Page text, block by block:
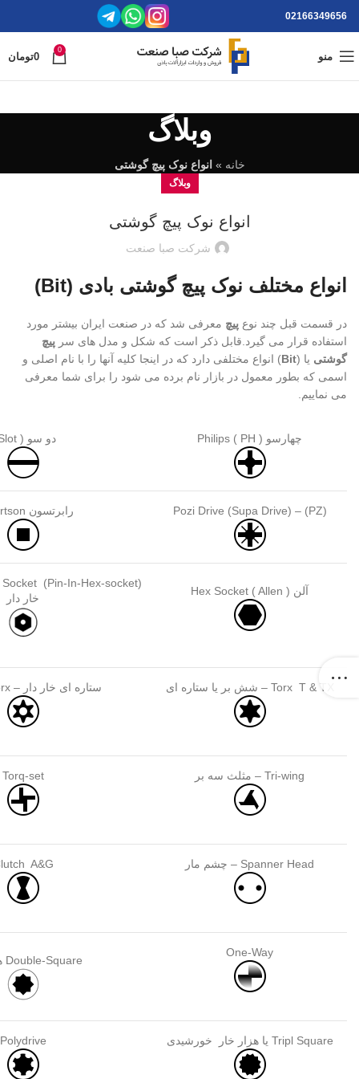
02166349656
منو
0
0تومان
وبلاگ
خانه » انواع نوک پیچ گوشتی
وبلاگ
انواع نوک پیچ گوشتی
شرکت صبا صنعت
انواع مختلف نوک پیچ گوشتی بادی (Bit)
در قسمت قبل چند نوع پیچ معرفی شد که در صنعت ایران بیشتر مورد
استفاده قرار می گیرد.قابل ذکر است که شکل و مدل های سر پیچ
گوشتی یا (Bit) انواع مختلفی دارد که در اینجا کلیه آنها را با نام اصلی و
اسمی که بطور معمول در بازار نام برده می شود را برای شما معرفی
می نماییم.
چهارسو Philips ( PH ) دو سو ( Slot )
Pozi Drive (Supa Drive) – (PZ) رابرتسون Robertson
آلن Hex Socket ( Allen )
خار دار
Torx T & TX – شش بر یا ستاره ای ستاره ای خار دار – Security Torx
Tri-wing – مثلث سه بر Torq-set
Spanner Head – چشم مار A&G
One-Way
Double-Square هشت پر
Tripl Square یا هزار خار خورشیدی Polydrive